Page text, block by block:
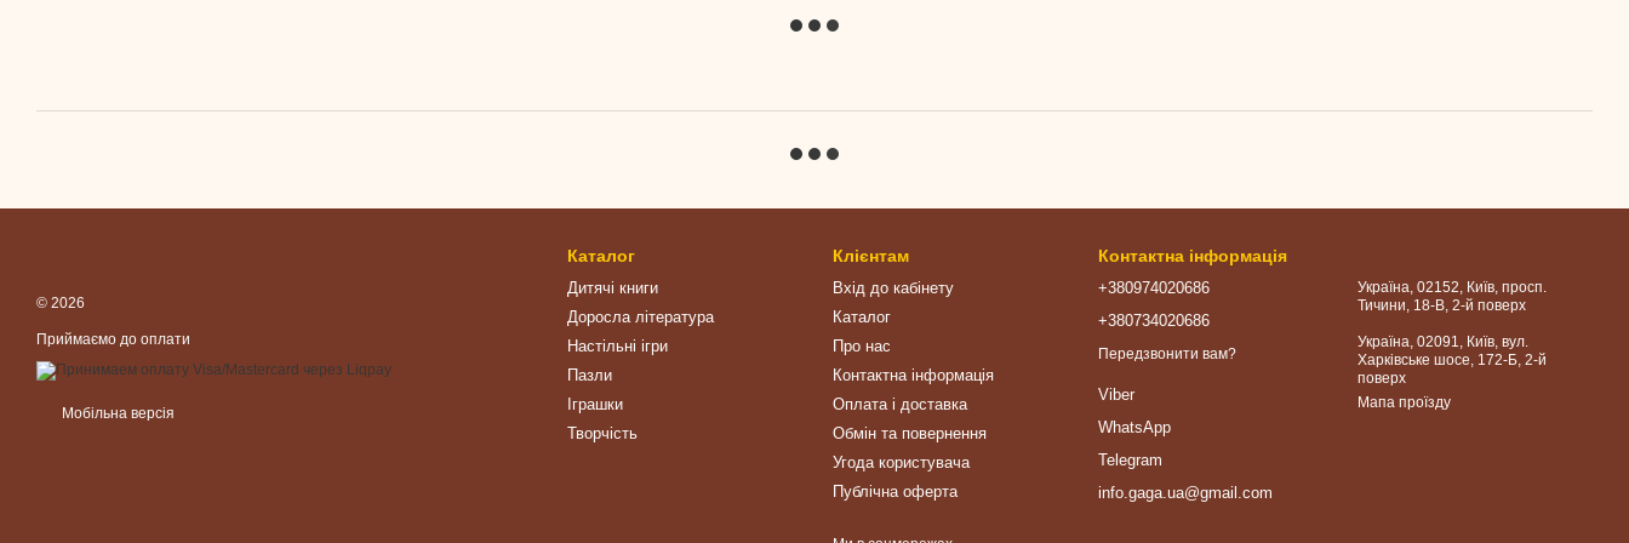
© 2026
Приймаємо до оплати
Мобільна версія
Каталог
Дитячі книги
Доросла література
Настільні ігри
Пазли
Іграшки
Творчість
Клієнтам
Вхід до кабінету
Каталог
Про нас
Контактна інформація
Оплата і доставка
Обмін та повернення
Угода користувача
Публічна оферта
Контактна інформація
+380974020686
+380734020686
Передзвонити вам?
Viber
WhatsApp
Telegram
info.gaga.ua@gmail.com
Україна, 02152, Київ, просп.
Тичини, 18-В, 2-й поверх
Україна, 02091, Київ, вул.
Харківське шосе, 172-Б, 2-й
поверх
Мапа проїзду